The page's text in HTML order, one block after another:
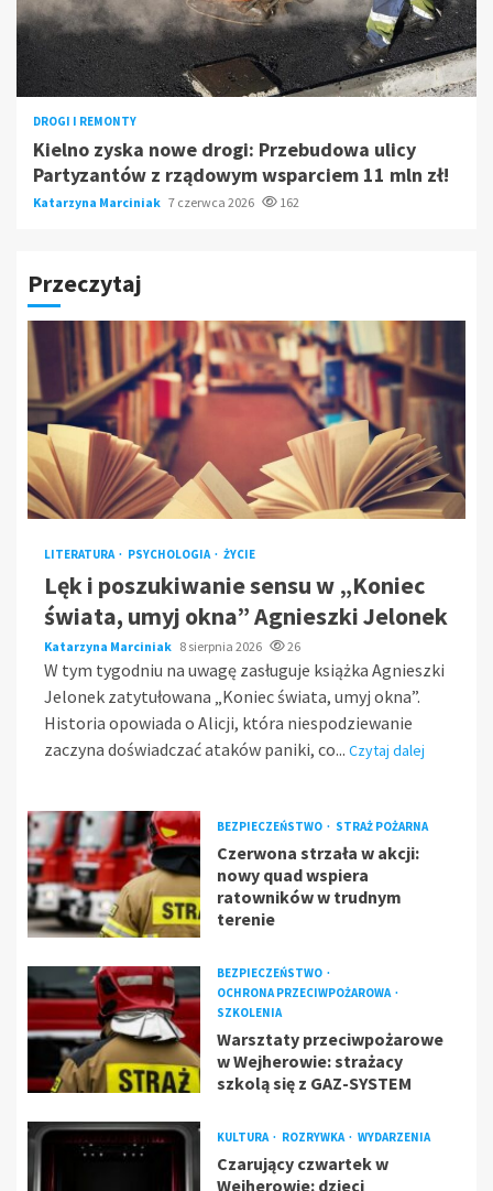
DROGI I REMONTY
Kielno zyska nowe drogi: Przebudowa ulicy
Partyzantów z rządowym wsparciem 11 mln zł!
Katarzyna Marciniak 7 czerwca 2026 162
Przeczytaj
LITERATURA PSYCHOLOGIA ŻYCIE
Lęk i poszukiwanie sensu w „Koniec
świata, umyj okna” Agnieszki Jelonek
Katarzyna Marciniak 8 sierpnia 2026 26
W tym tygodniu na uwagę zasługuje książka Agnieszki
Jelonek zatytułowana „Koniec świata, umyj okna”.
Historia opowiada o Alicji, która niespodziewanie
zaczyna doświadczać ataków paniki, co... Czytaj dalej
BEZPIECZEŃSTWO STRAŻ POŻARNA
Czerwona strzała w akcji:
nowy quad wspiera
ratowników w trudnym
terenie
BEZPIECZEŃSTWO
OCHRONA PRZECIWPOŻAROWA
SZKOLENIA
Warsztaty przeciwpożarowe
w Wejherowie: strażacy
szkolą się z GAZ-SYSTEM
KULTURA ROZRYWKA WYDARZENIA
Czarujący czwartek w
Wejherowie: dzieci